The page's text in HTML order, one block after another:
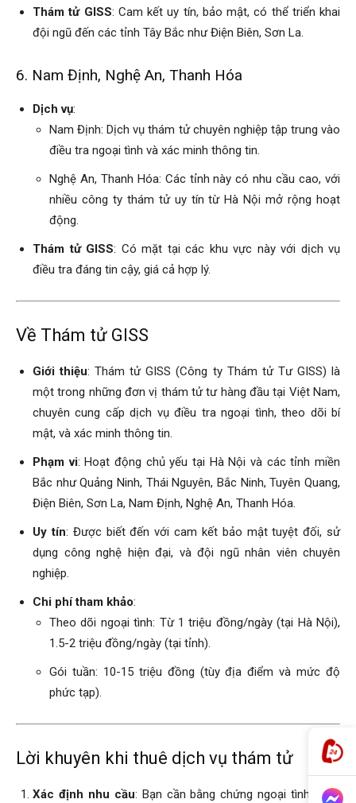
Thám tử GISS: Cam kết uy tín, bảo mật, có thể triển khai
đội ngũ đến các tỉnh Tây Bắc như Điện Biên, Sơn La.
6. Nam Định, Nghệ An, Thanh Hóa
Dịch vụ:
Nam Định: Dịch vụ thám tử chuyên nghiệp tập trung vào
điều tra ngoại tình và xác minh thông tin.
Nghệ An, Thanh Hóa: Các tỉnh này có nhu cầu cao, với
nhiều công ty thám tử uy tín từ Hà Nội mở rộng hoạt
động.
Thám tử GISS: Có mặt tại các khu vực này với dịch vụ
điều tra đáng tin cậy, giá cả hợp lý.
Về Thám tử GISS
Giới thiệu: Thám tử GISS (Công ty Thám tử Tư GISS) là
một trong những đơn vị thám tử tư hàng đầu tại Việt Nam,
chuyên cung cấp dịch vụ điều tra ngoại tình, theo dõi bí
mật, và xác minh thông tin.
Phạm vi: Hoạt động chủ yếu tại Hà Nội và các tỉnh miền
Bắc như Quảng Ninh, Thái Nguyên, Bắc Ninh, Tuyên Quang,
Điện Biên, Sơn La, Nam Định, Nghệ An, Thanh Hóa.
Uy tín: Được biết đến với cam kết bảo mật tuyệt đối, sử
dụng công nghệ hiện đại, và đội ngũ nhân viên chuyên
nghiệp.
Chi phí tham khảo:
Theo dõi ngoại tình: Từ 1 triệu đồng/ngày (tại Hà Nội),
1.5-2 triệu đồng/ngày (tại tỉnh).
Gói tuần: 10-15 triệu đồng (tùy địa điểm và mức độ
phức tạp).
Lời khuyên khi thuê dịch vụ thám tử
Xác định nhu cầu: Bạn cần bằng chứng ngoại tình (ảnh,